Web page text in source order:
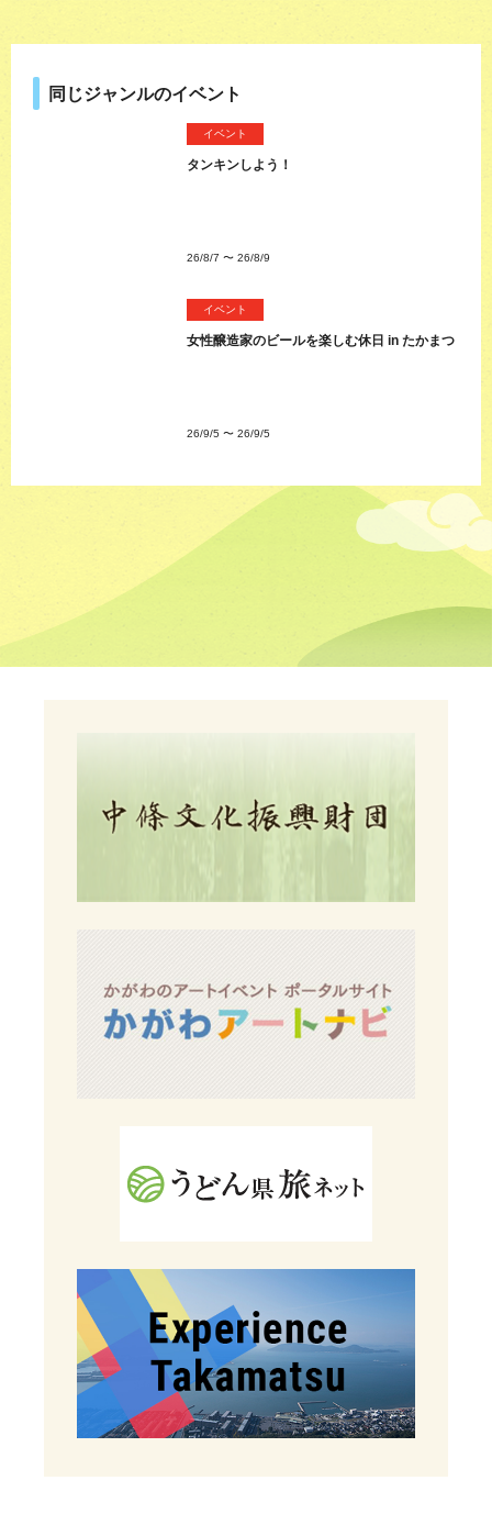
同じジャンルのイベント
イベント
タンキンしよう！
26/8/7 〜 26/8/9
イベント
女性醸造家のビールを楽しむ休日 in たかまつ
26/9/5 〜 26/9/5